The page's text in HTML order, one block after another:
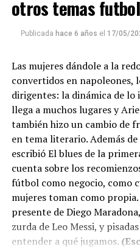
otros temas
Publicada hace 6 años el 17/05/
Las mujeres dándole a la
convertidos en napoleones,
dirigentes: la dinámica de
llega a muchos lugares y
también hizo un cambio de
en tema literario. Además
escribió El blues de la
cuenta sobre los
fútbol como negocio, como
mujeres toman como
presente de Diego
zurda de Leo Messi, y
entender a qué jugamos.